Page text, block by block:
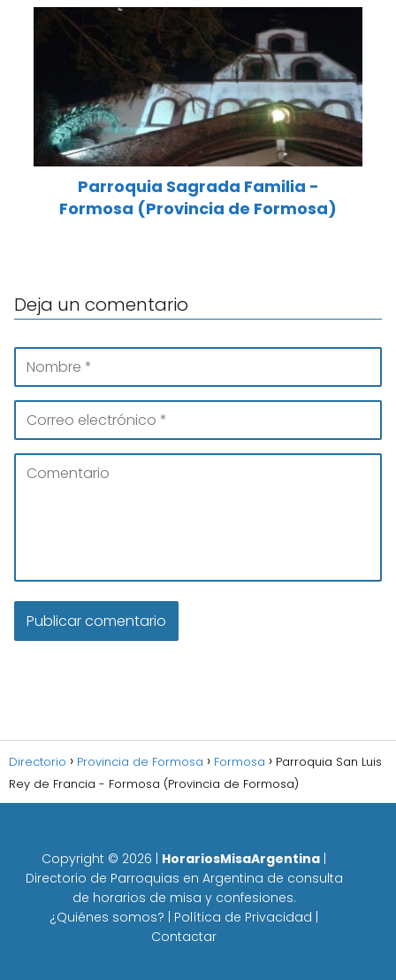
Parroquia Sagrada Familia -
Formosa (Provincia de Formosa)
Deja un comentario
Directorio Provincia de Formosa Formosa
Parroquia San Luis
Rey de Francia - Formosa (Provincia de Formosa)
Copyright © 2026 HorariosMisaArgentina
Directorio de Parroquias en Argentina de consulta
de horarios de misa y confesiones.
¿Quiénes somos?
Política de Privacidad
Contactar